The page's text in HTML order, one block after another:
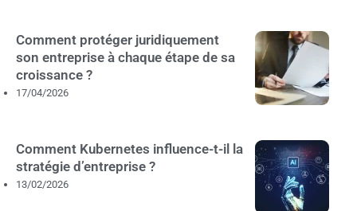
Comment protéger juridiquement
son entreprise à chaque étape de sa
croissance ?
17/04/2026
Comment Kubernetes influence-t-il la
stratégie d’entreprise ?
13/02/2026